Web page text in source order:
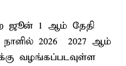
ஜூன் 1 ஆம் தேதி
2026 – 2027 ஆம்
வழங்கப்படவுள்ள